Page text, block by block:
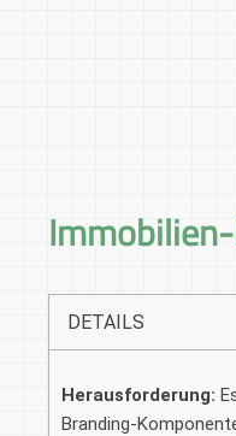
DETAILS
Herausforderung:
Branding-